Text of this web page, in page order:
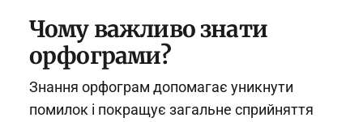
Чому важливо знати
орфограми?
Знання орфограм допомагає уникнути
помилок і покращує загальне сприйняття